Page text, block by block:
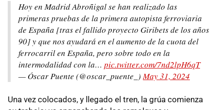
Hoy en Madrid Abroñigal se han realizado las
primeras pruebas de la primera autopista ferroviaria
de España [tras el fallido proyecto Giribets de los años
90] y que nos ayudará en el aumento de la cuota del
ferrocarril en España, pero sobre todo en la
intermodalidad con la… pic.twitter.com/7nd2lpH6qT
— Óscar Puente (@oscar_puente_)May 31, 2024
Una vez colocados, y llegado el tren, la grúa comienza